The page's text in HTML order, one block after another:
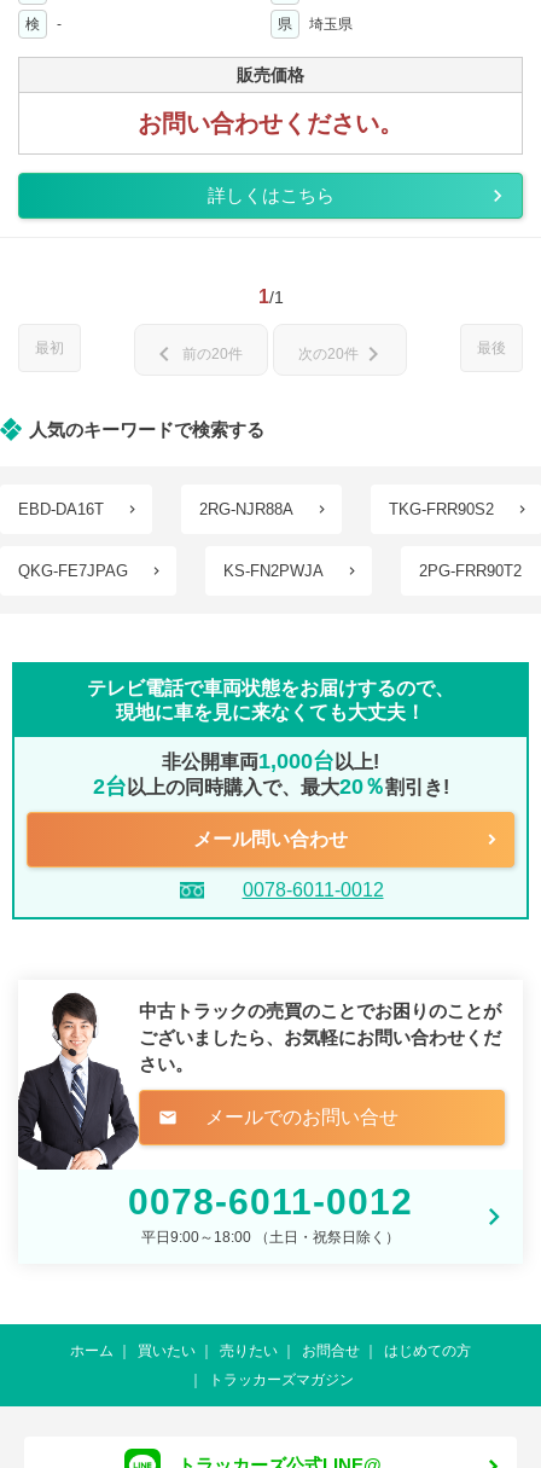
検
- 県 埼玉県
販売価格
お問い合わせください。
詳しくはこちら
1/1
最初 最後
chevron_left 前の20件 次の20件 chevron_right
人気のキーワードで検索する
EBD-DA16T 2RG-NJR88A TKG-FRR90S2
QKG-FE7JPAG KS-FN2PWJA 2PG-FRR90T2
テレビ電話で車両状態をお届けするので、
現地に車を見に来なくても大丈夫！
非公開車両1,000台 以上!
2台 以上の同時購入で、最大20％割引き!
メール問い合わせ
0078-6011-0012
中古トラックの売買のことでお困りのことが
ございましたら、 お気軽にお問い合わせくだ
さい。
mail メールでのお問い合せ
0078-6011-0012
平日9:00～18:00 （土日・祝祭日除く）
ホーム 買いたい 売りたい お問合せ
はじめての方
トラッカーズマガジン